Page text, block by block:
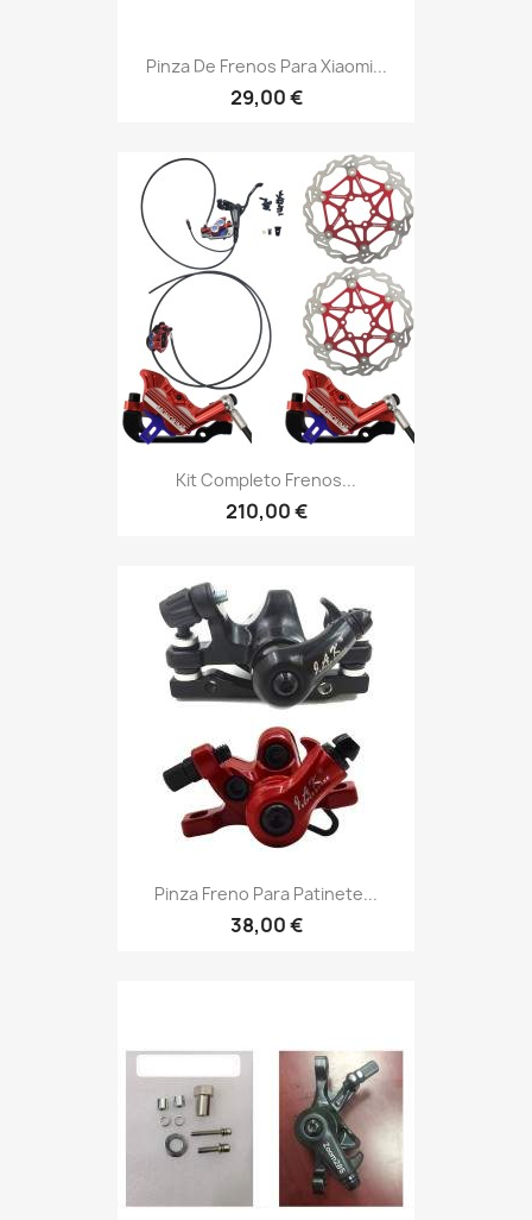
Pinza De Frenos Para Xiaomi...
29,00 €
Kit Completo Frenos...
210,00 €
Pinza Freno Para Patinete...
38,00 €